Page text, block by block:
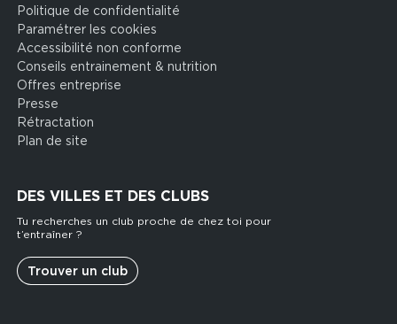
Politique de confidentialité
Paramétrer les cookies
Accessibilité non conforme
Conseils entrainement & nutrition
Offres entreprise
Presse
Rétractation
Plan de site
DES VILLES ET DES CLUBS
Tu recherches un club proche de chez toi pour
t’entraîner ?
Trouver un club